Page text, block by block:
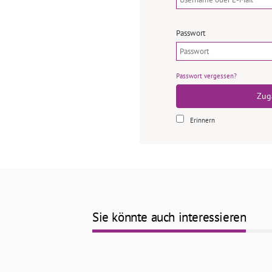
Passwort
Passwort vergessen?
Erinnern
Sie könnte auch interessieren